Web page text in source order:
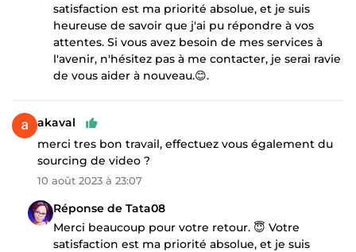
satisfaction est ma priorité absolue, et je suis
heureuse de savoir que j'ai pu répondre à vos
attentes. Si vous avez besoin de mes services à
l'avenir, n'hésitez pas à me contacter, je serai ravie
de vous aider à nouveau.😊.
akaval
merci tres bon travail, effectuez vous également du
sourcing de video ?
10 août 2023 à 23:07
Réponse de Tata08
Merci beaucoup pour votre retour. 😇 Votre
satisfaction est ma priorité absolue, et je suis